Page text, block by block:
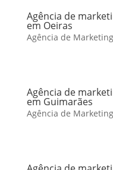
Agência de
em Oeiras
Agência de
Agência de
em Guimarães
Agência de